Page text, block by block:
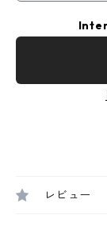
レビュー